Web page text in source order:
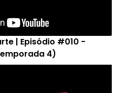
| Episódio #010 -
4)